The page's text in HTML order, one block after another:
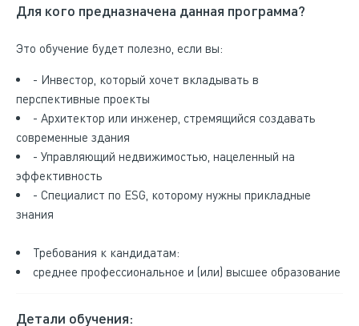
Для кого предназначена данная программа?
Это обучение будет полезно, если вы:
- Инвестор, который хочет вкладывать в
перспективные проекты
- Архитектор или инженер, стремящийся создавать
современные здания
- Управляющий недвижимостью, нацеленный на
эффективность
- Специалист по ESG, которому нужны прикладные
знания
Требования к кандидатам:
среднее профессиональное и (или) высшее образование
Детали обучения: